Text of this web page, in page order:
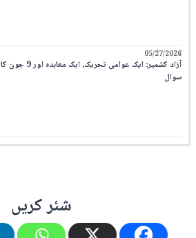
05/27/2026
آزاد کشمیر: ایک عوامی تحریک، ایک معاہدہ اور 9 جون کا
سوال
شئر کریں